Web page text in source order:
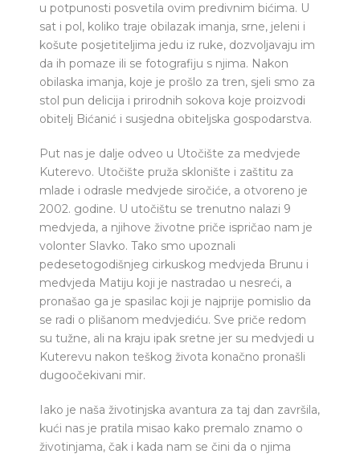
u potpunosti posvetila ovim predivnim bićima. U
sat i pol, koliko traje obilazak imanja, srne, jeleni i
košute posjetiteljima jedu iz ruke, dozvoljavaju im
da ih pomaze ili se fotografiju s njima. Nakon
obilaska imanja, koje je prošlo za tren, sjeli smo za
stol pun delicija i prirodnih sokova koje proizvodi
obitelj Bićanić i susjedna obiteljska gospodarstva.
Put nas je dalje odveo u Utočište za medvjede
Kuterevo. Utočište pruža sklonište i zaštitu za
mlade i odrasle medvjede siročiće, a otvoreno je
2002. godine. U utočištu se trenutno nalazi 9
medvjeda, a njihove životne priče ispričao nam je
volonter Slavko. Tako smo upoznali
pedesetogodišnjeg cirkuskog medvjeda Brunu i
medvjeda Matiju koji je nastradao u nesreći, a
pronašao ga je spasilac koji je najprije pomislio da
se radi o plišanom medvjediću. Sve priče redom
su tužne, ali na kraju ipak sretne jer su medvjedi u
Kuterevu nakon teškog života konačno pronašli
dugoočekivani mir.
Iako je naša životinjska avantura za taj dan završila,
kući nas je pratila misao kako premalo znamo o
životinjama, čak i kada nam se čini da o njima